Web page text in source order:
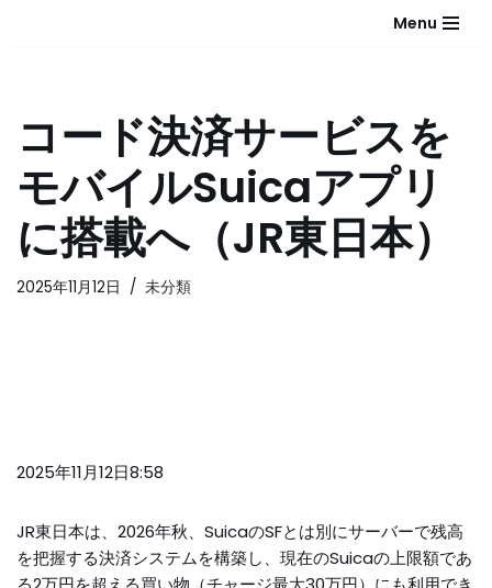
へ
ス
キ
プ
Menu
コード決済サービスを
モバイルSuicaアプリ
に搭載へ（JR東日本）
2025年11月12日 未分類
2025年11月12日8:58
JR東日本は、2026年秋、SuicaのSFとは別にサーバーで残高
を把握する決済システムを構築し、現在のSuicaの上限額であ